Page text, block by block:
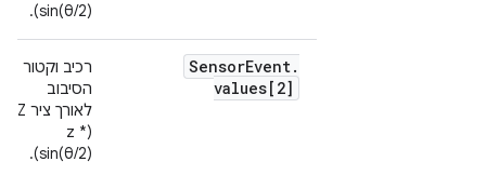
sin(θ/2)).
SensorEvent.
values[2]
רכיב וקטור
הסיבוב
(z *
sin(θ/2)).